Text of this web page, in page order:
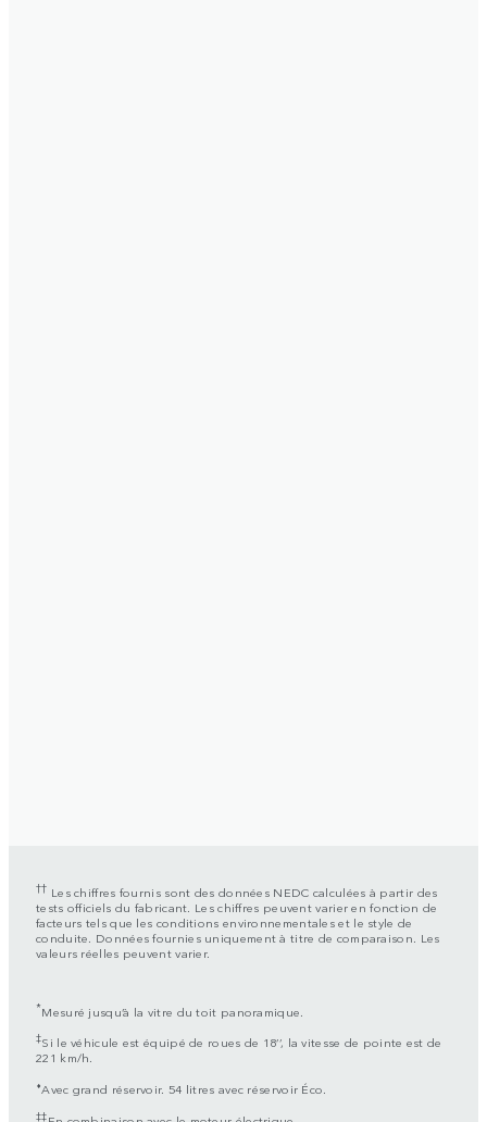
†† Les chiffres fournis sont des données NEDC calculées à partir des
tests officiels du fabricant. Les chiffres peuvent varier en fonction de
facteurs tels que les conditions environnementales et le style de
conduite. Données fournies uniquement à titre de comparaison. Les
valeurs réelles peuvent varier.
*Mesuré jusqu’à la vitre du toit panoramique.
‡Si le véhicule est équipé de roues de 18’’, la vitesse de pointe est de
221 km/h.
⬧Avec grand réservoir. 54 litres avec réservoir Éco.
‡‡